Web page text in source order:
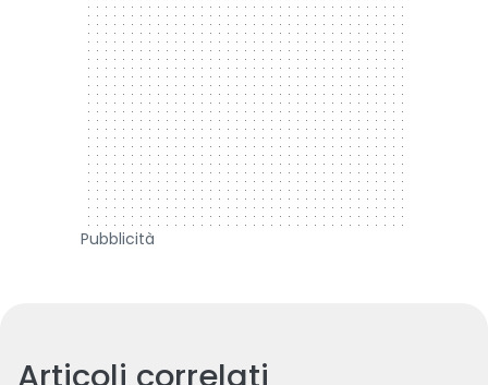
Pubblicità
Articoli correlati